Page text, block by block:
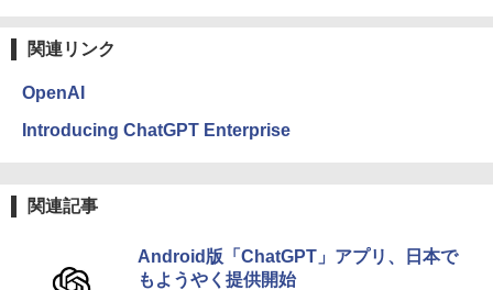
Amazon Kindle Colorsoft | 16GBストレ
￥31,980
関連リンク
OpenAI
Introducing ChatGPT Enterprise
関連記事
Android版「ChatGPT」アプリ、日本で
もようやく提供開始